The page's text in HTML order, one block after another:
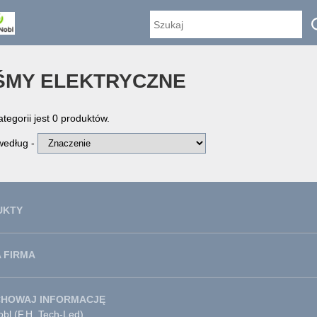
ELEKTRYCZNE
jest 0 produktów.
-
FIRMA
INFORMACJĘ
(F.H. Tech-Led)